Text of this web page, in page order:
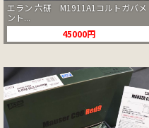
エラン 六研 M1911A1コルトガバメ
ント...
45000円